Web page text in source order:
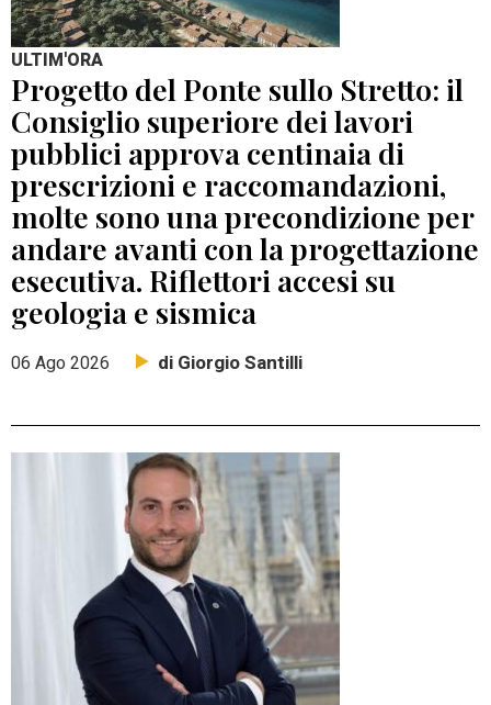
ULTIM'ORA
Progetto del Ponte sullo Stretto: il
Consiglio superiore dei lavori
pubblici approva centinaia di
prescrizioni e raccomandazioni,
molte sono una precondizione per
andare avanti con la progettazione
esecutiva. Riflettori accesi su
geologia e sismica
06 Ago 2026 di Giorgio Santilli